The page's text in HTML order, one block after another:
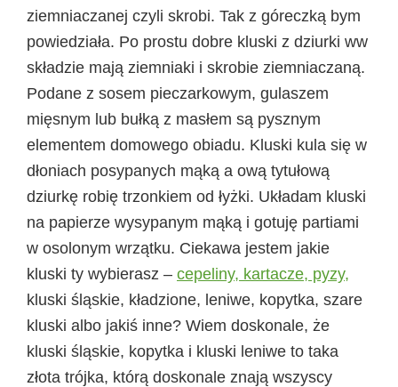
ziemniaczanej czyli skrobi. Tak z góreczką bym
powiedziała. Po prostu dobre kluski z dziurki ww
składzie mają ziemniaki i skrobie ziemniaczaną.
Podane z sosem pieczarkowym, gulaszem
mięsnym lub bułką z masłem są pysznym
elementem domowego obiadu. Kluski kula się w
dłoniach posypanych mąką a ową tytułową
dziurkę robię trzonkiem od łyżki. Układam kluski
na papierze wysypanym mąką i gotuję partiami
w osolonym wrzątku. Ciekawa jestem jakie
kluski ty wybierasz – cepeliny, kartacze, pyzy,
kluski śląskie, kładzione, leniwe, kopytka, szare
kluski albo jakiś inne? Wiem doskonale, że
kluski śląskie, kopytka i kluski leniwe to taka
złota trójka, którą doskonale znają wszyscy